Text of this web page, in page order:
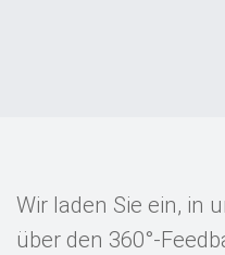
Wir laden Sie ein, in
über den 360°-